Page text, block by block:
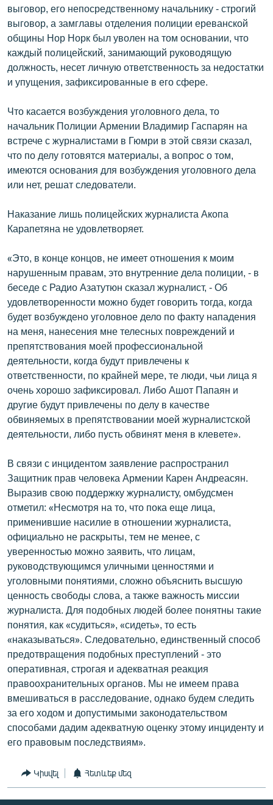
выговор, его непосредственному начальнику - строгий
выговор, а замглавы отделения полиции ереванской
общины Нор Норк был уволен на том основании, что
каждый полицейский, занимающий руководящую
должность, несет личную ответственность за недостатки
и упущения, зафиксированные в его сфере.
Что касается возбуждения уголовного дела, то
начальник Полиции Армении Владимир Гаспарян на
встрече с журналистами в Гюмри в этой связи сказал,
что по делу готовятся материалы, а вопрос о том,
имеются основания для возбуждения уголовного дела
или нет, решат следователи.
Наказание лишь полицейских журналиста Акопа
Карапетяна не удовлетворяет.
«Это, в конце концов, не имеет отношения к моим
нарушенным правам, это внутренние дела полиции, - в
беседе с Радио Азатутюн сказал журналист, - Об
удовлетворенности можно будет говорить тогда, когда
будет возбуждено уголовное дело по факту нападения
на меня, нанесения мне телесных повреждений и
препятствования моей профессиональной
деятельности, когда будут привлечены к
ответственности, по крайней мере, те люди, чьи лица я
очень хорошо зафиксировал. Либо Ашот Папаян и
другие будут привлечены по делу в качестве
обвиняемых в препятствовании моей журналистской
деятельности, либо пусть обвинят меня в клевете».
В связи с инцидентом заявление распространил
Защитник прав человека Армении Карен Андреасян.
Выразив свою поддержку журналисту, омбудсмен
отметил: «Несмотря на то, что пока еще лица,
применившие насилие в отношении журналиста,
официально не раскрыты, тем не менее, с
уверенностью можно заявить, что лицам,
руководствующимся уличными ценностями и
уголовными понятиями, сложно объяснить высшую
ценность свободы слова, а также важность миссии
журналиста. Для подобных людей более понятны такие
понятия, как «судиться», «сидеть», то есть
«наказываться». Следовательно, единственный способ
предотвращения подобных преступлений - это
оперативная, строгая и адекватная реакция
правоохранительных органов. Мы не имеем права
вмешиваться в расследование, однако будем следить
за его ходом и допустимыми законодательством
способами дадим адекватную оценку этому инциденту и
его правовым последствиям».
Կիսվել Հետևեք մեզ